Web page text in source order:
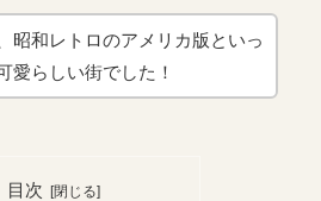
昭和レトロのアメリカ版といっ
愛らしい街でした！
目次